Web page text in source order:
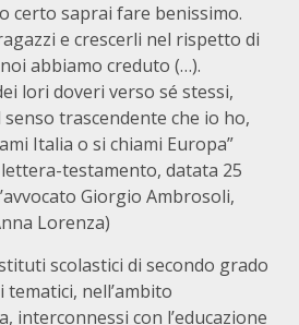
certo saprai fare benissimo.
e crescerli nel rispetto di
abbiamo creduto (…).
lori doveri verso sé stessi,
trascendente che io ho,
Italia o si chiami Europa”
testamento, datata 25
Giorgio Ambrosoli,
Lorenza)
scolastici di secondo grado
nell’ambito
interconnessi con l’educazione